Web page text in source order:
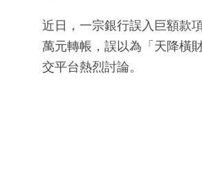
近日，一宗銀行誤入巨額款
萬元轉帳，誤以為「天降橫
交平台熱烈討論。